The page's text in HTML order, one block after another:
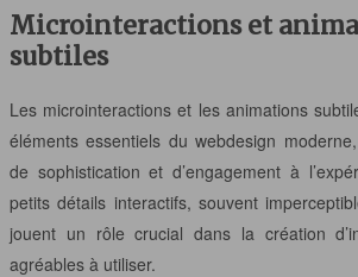
Microinteractions et
subtiles
Les microinteractions et les animations
éléments essentiels du webdesign
de sophistication et d’engagement à
petits détails interactifs, souvent
jouent un rôle crucial dans la création
agréables à utiliser.